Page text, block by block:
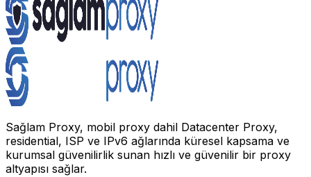
Sağlam Proxy, mobil proxy dahil Datacenter Proxy,
residential, ISP ve IPv6 ağlarında küresel kapsama ve
kurumsal güvenilirlik sunan hızlı ve güvenilir bir proxy
altyapısı sağlar.